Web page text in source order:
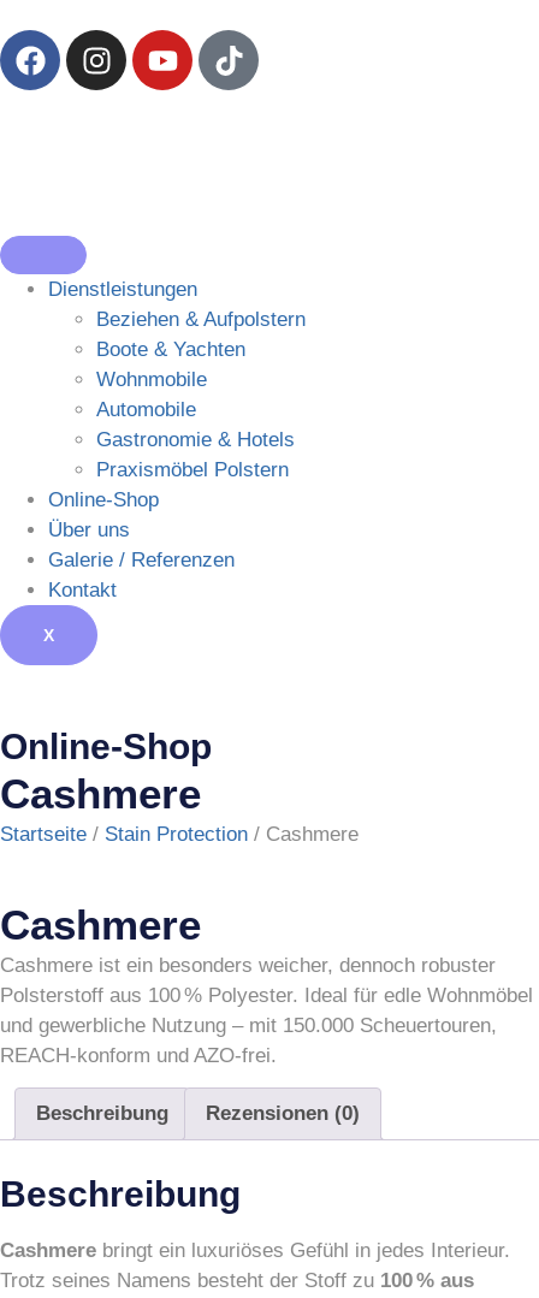
Dienstleistungen
Beziehen & Aufpolstern
Boote & Yachten
Wohnmobile
Automobile
Gastronomie & Hotels
Praxismöbel Polstern
Online-Shop
Über uns
Galerie / Referenzen
Kontakt
X
Online-Shop
Cashmere
Startseite / Stain Protection / Cashmere
Cashmere
Cashmere ist ein besonders weicher, dennoch robuster
Polsterstoff aus 100 % Polyester. Ideal für edle Wohnmöbel
und gewerbliche Nutzung – mit 150.000 Scheuertouren,
REACH-konform und AZO-frei.
Beschreibung Rezensionen (0)
Beschreibung
Cashmere bringt ein luxuriöses Gefühl in jedes Interieur.
Trotz seines Namens besteht der Stoff zu 100 % aus